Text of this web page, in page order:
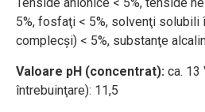
5%, fosfaţi < 5%, solvenţi solubili
complecşi) < 5%, substanţe
Valoare pH (concentrat): ca. 13
întrebuinţare): 11,5